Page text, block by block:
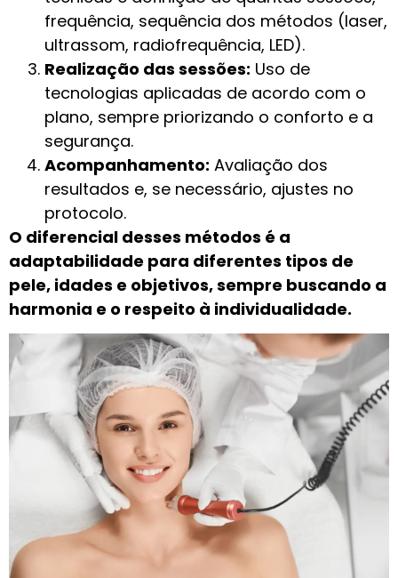
frequência, sequência dos métodos (laser,
ultrassom, radiofrequência, LED).
Realização das sessões: Uso de
tecnologias aplicadas de acordo com o
plano, sempre priorizando o conforto e a
segurança.
Acompanhamento: Avaliação dos
resultados e, se necessário, ajustes no
protocolo.
O diferencial desses métodos é a
adaptabilidade para diferentes tipos de
pele, idades e objetivos, sempre buscando a
harmonia e o respeito à individualidade.